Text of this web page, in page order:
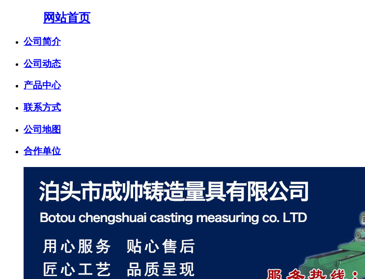
网站首页
公司简介
公司动态
产品中心
联系方式
公司地图
合作单位